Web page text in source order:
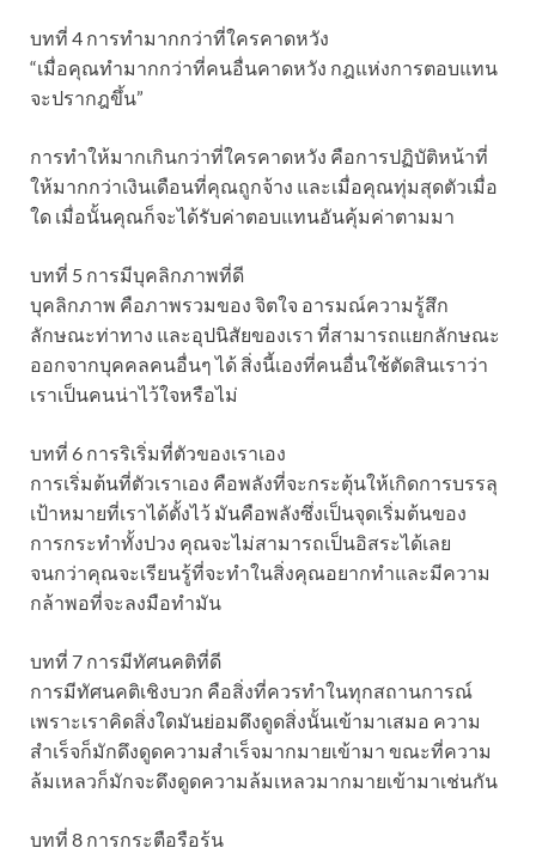
บทที่ 4 การทำมากกว่าที่ใครคาดหวัง
“เมื่อคุณทำมากกว่าที่คนอื่นคาดหวัง กฎแห่งการตอบแทน
จะปรากฎขึ้น”
การทำให้มากเกินกว่าที่ใครคาดหวัง คือการปฏิบัติหน้าที่
ให้มากกว่าเงินเดือนที่คุณถูกจ้าง และเมื่อคุณทุ่มสุดตัวเมื่อ
ใด เมื่อนั้นคุณก็จะได้รับค่าตอบแทนอันคุ้มค่าตามมา
บทที่ 5 การมีบุคลิกภาพที่ดี
บุคลิกภาพ คือภาพรวมของ จิตใจ อารมณ์ความรู้สึก
ลักษณะท่าทาง และอุปนิสัยของเรา ที่สามารถแยกลักษณะ
ออกจากบุคคลคนอื่นๆ ได้ สิ่งนี้เองที่คนอื่นใช้ตัดสินเราว่า
เราเป็นคนน่าไว้ใจหรือไม่
บทที่ 6 การริเริ่มที่ตัวของเราเอง
การเริ่มต้นที่ตัวเราเอง คือพลังที่จะกระตุ้นให้เกิดการบรรลุ
เป้าหมายที่เราได้ตั้งไว้ มันคือพลังซึ่งเป็นจุดเริ่มต้นของ
การกระทำทั้งปวง คุณจะไม่สามารถเป็นอิสระได้เลย
จนกว่าคุณจะเรียนรู้ที่จะทำในสิ่งคุณอยากทำและมีความ
กล้าพอที่จะลงมือทำมัน
บทที่ 7 การมีทัศนคติที่ดี
การมีทัศนคติเชิงบวก คือสิ่งที่ควรทำในทุกสถานการณ์
เพราะเราคิดสิ่งใดมันย่อมดึงดูดสิ่งนั้นเข้ามาเสมอ ความ
สำเร็จก็มักดึงดูดความสำเร็จมากมายเข้ามา ขณะที่ความ
ล้มเหลวก็มักจะดึงดูดความล้มเหลวมากมายเข้ามาเช่นกัน
บทที่ 8 การกระตือรือร้น